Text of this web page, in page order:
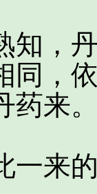
，丹
同，
药来
来